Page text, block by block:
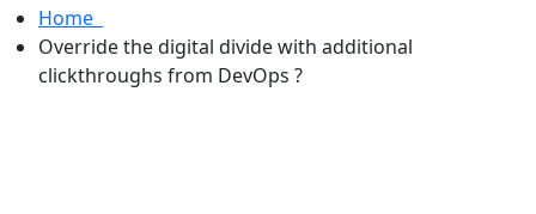
Home
Override the digital divide with additional
clickthroughs from DevOps ?